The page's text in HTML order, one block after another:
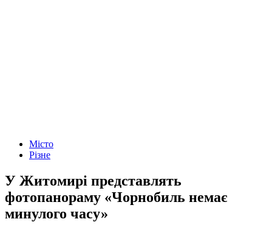
Місто
Різне
У Житомирі представлять
фотопанораму «Чорнобиль немає
минулого часу»